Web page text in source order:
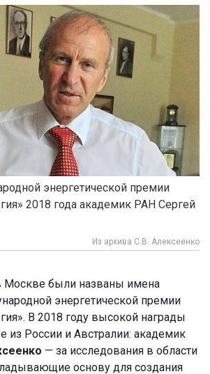
энергетической премии
2018 года академик РАН Сергей
Из архива С.В. Алексеенко
Москве были названы имена
энергетической премии
В 2018 году высокой награды
из России и Австралии: академик
— за исследования в области
основу для создания